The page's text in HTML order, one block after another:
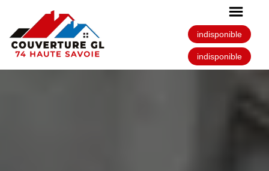
indisponible
indisponible